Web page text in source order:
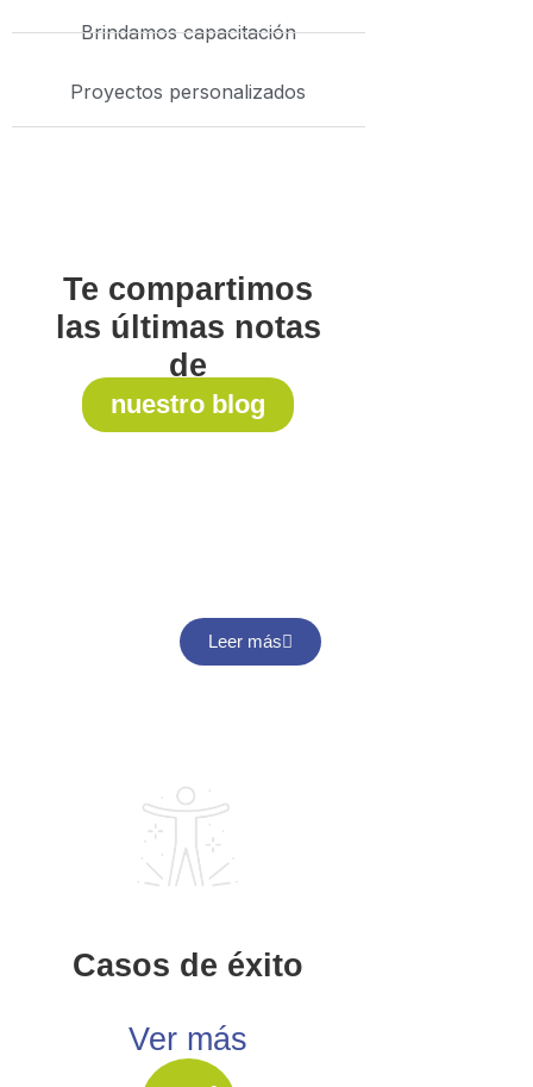
Brindamos capacitación
Proyectos personalizados
Te compartimos
las últimas notas
de
nuestro blog
Leer más
Casos de éxito
Ver más